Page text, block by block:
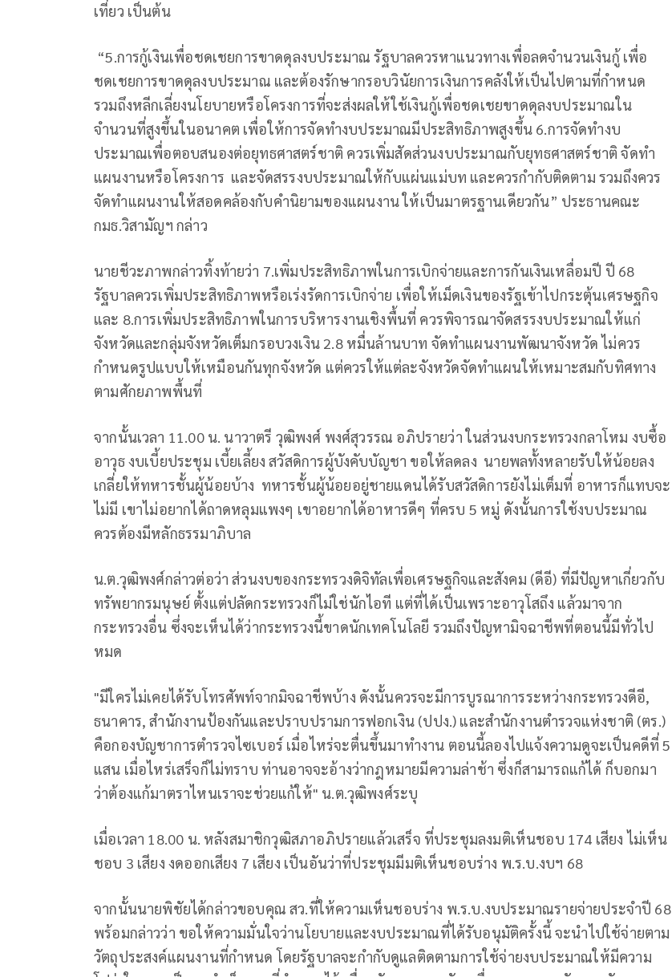
เที่ยว เป็นต้น
“5.การกู้เงินเพื่อชดเชยการขาดดุลงบประมาณ รัฐบาลควรหาแนวทางเพื่อลดจำนวนเงินกู้ เพื่อ
ชดเชยการขาดดุลงบประมาณ และต้องรักษากรอบวินัยการเงินการคลังให้เป็นไปตามที่กำหนด
รวมถึงหลีกเลี่ยงนโยบายหรือโครงการที่จะส่งผลให้ใช้เงินกู้เพื่อชดเชยขาดดุลงบประมาณใน
จำนวนที่สูงขึ้นในอนาคต เพื่อให้การจัดทำงบประมาณมีประสิทธิภาพสูงขึ้น 6.การจัดทำงบ
ประมาณเพื่อตอบสนองต่อยุทธศาสตร์ชาติ ควรเพิ่มสัดส่วนงบประมาณกับยุทธศาสตร์ชาติ จัดทำ
แผนงานหรือโครงการ และจัดสรรงบประมาณให้กับแผ่นแม่บท และควรกำกับติดตาม รวมถึงควร
จัดทำแผนงานให้สอดคล้องกับคำนิยามของแผนงาน ให้เป็นมาตรฐานเดียวกัน” ประธานคณะ
กมธ.วิสามัญฯ กล่าว
นายชีวะภาพกล่าวทิ้งท้ายว่า 7.เพิ่มประสิทธิภาพในการเบิกจ่ายและการกันเงินเหลื่อมปี ปี 68
รัฐบาลควรเพิ่มประสิทธิภาพหรือเร่งรัดการเบิกจ่าย เพื่อให้เม็ดเงินของรัฐเข้าไปกระตุ้นเศรษฐกิจ
และ 8.การเพิ่มประสิทธิภาพในการบริหารงานเชิงพื้นที่ ควรพิจารณาจัดสรรงบประมาณให้แก่
จังหวัดและกลุ่มจังหวัดเต็มกรอบวงเงิน 2.8 หมื่นล้านบาท จัดทำแผนงานพัฒนาจังหวัด ไม่ควร
กำหนดรูปแบบให้เหมือนกันทุกจังหวัด แต่ควรให้แต่ละจังหวัดจัดทำแผนให้เหมาะสมกับทิศทาง
ตามศักยภาพพื้นที่
จากนั้นเวลา 11.00 น. นาวาตรี วุฒิพงศ์ พงศ์สุวรรณ อภิปรายว่า ในส่วนงบกระทรวงกลาโหม งบซื้อ
อาวุธ งบเบี้ยประชุม เบี้ยเลี้ยง สวัสดิการผู้บังคับบัญชา ขอให้ลดลง นายพลทั้งหลายรับให้น้อยลง
เกลี่ยให้ทหารชั้นผู้น้อยบ้าง ทหารชั้นผู้น้อยอยู่ชายแดนได้รับสวัสดิการยังไม่เต็มที่ อาหารก็แทบจะ
ไม่มี เขาไม่อยากได้ถาดหลุมแพงๆ เขาอยากได้อาหารดีๆ ที่ครบ 5 หมู่ ดังนั้นการใช้งบประมาณ
ควรต้องมีหลักธรรมาภิบาล
น.ต.วุฒิพงศ์กล่าวต่อว่า ส่วนงบของกระทรวงดิจิทัลเพื่อเศรษฐกิจและสังคม (ดีอี) ที่มีปัญหาเกี่ยวกับ
ทรัพยากรมนุษย์ ตั้งแต่ปลัดกระทรวงก็ไม่ใช่นักไอที แต่ที่ได้เป็นเพราะอาวุโสถึง แล้วมาจาก
กระทรวงอื่น ซึ่งจะเห็นได้ว่ากระทรวงนี้ขาดนักเทคโนโลยี รวมถึงปัญหามิจฉาชีพที่ตอนนี้มีทั่วไป
หมด
"มีใครไม่เคยได้รับโทรศัพท์จากมิจฉาชีพบ้าง ดังนั้นควรจะมีการบูรณาการระหว่างกระทรวงดีอี,
ธนาคาร, สำนักงานป้องกันและปราบปรามการฟอกเงิน (ปปง.) และสำนักงานตำรวจแห่งชาติ (ตร.)
คือกองบัญชาการตำรวจไซเบอร์ เมื่อไหร่จะตื่นขึ้นมาทำงาน ตอนนี้ลองไปแจ้งความดูจะเป็นคดีที่ 5
แสน เมื่อไหร่เสร็จก็ไม่ทราบ ท่านอาจจะอ้างว่ากฎหมายมีความล่าช้า ซึ่งก็สามารถแก้ได้ ก็บอกมา
ว่าต้องแก้มาตราไหนเราจะช่วยแก้ให้" น.ต.วุฒิพงศ์ระบุ
เมื่อเวลา 18.00 น. หลังสมาชิกวุฒิสภาอภิปรายแล้วเสร็จ ที่ประชุมลงมติเห็นชอบ 174 เสียง ไม่เห็น
ชอบ 3 เสียง งดออกเสียง 7 เสียง เป็นอันว่าที่ประชุมมีมติเห็นชอบร่าง พ.ร.บ.งบฯ 68
จากนั้นนายพิชัยได้กล่าวขอบคุณ สว.ที่ให้ความเห็นชอบร่าง พ.ร.บ.งบประมาณรายจ่ายประจำปี 68
พร้อมกล่าวว่า ขอให้ความมั่นใจว่านโยบายและงบประมาณที่ได้รับอนุมัติครั้งนี้ จะนำไปใช้จ่ายตาม
วัตถุประสงค์แผนงานที่กำหนด โดยรัฐบาลจะกำกับดูแลติดตามการใช้จ่ายงบประมาณให้มีความ